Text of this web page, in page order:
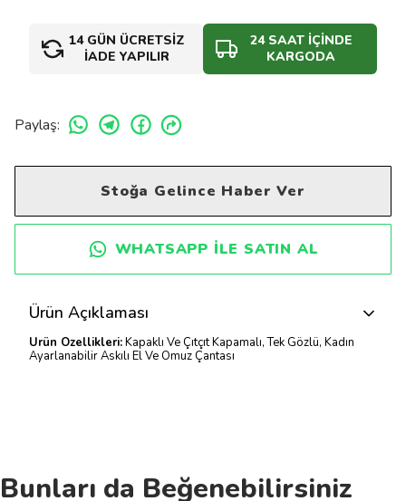
14 GÜN ÜCRETSİZ
İADE YAPILIR
24 SAAT İÇİNDE
KARGODA
Paylaş:
Stoğa Gelince Haber Ver
WHATSAPP ILE SATIN AL
Ürün Açıklaması
Ürün Özellikleri:Kapaklı Ve Çıtçıt Kapamalı, Tek Gözlü, Kadın
Ayarlanabilir Askılı El Ve Omuz Çantası
Bunları da Beğenebilirsiniz